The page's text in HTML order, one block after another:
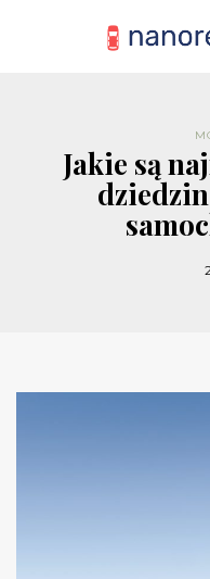
Jakie są